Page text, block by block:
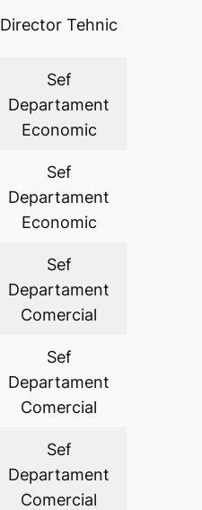
Director Tehnic
Sef
Departament
Economic
Sef
Departament
Economic
Sef
Departament
Comercial
Sef
Departament
Comercial
Sef
Departament
Comercial